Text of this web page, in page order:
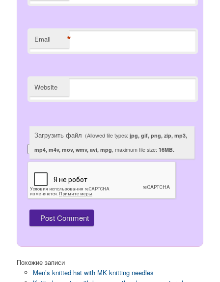
Email *
Website
Загрузить файл (Allowed file types:jpg, gif, png, zip, mp3,
mp4, m4v, mov, wmv, avi, mpg, maximum file size:16MB.
Похожие записи
Men’s knitted hat with MK knitting needles